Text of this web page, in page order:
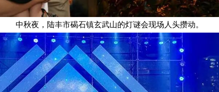
中秋夜，陆丰市碣石镇玄武山的灯谜会现场人头攒动。